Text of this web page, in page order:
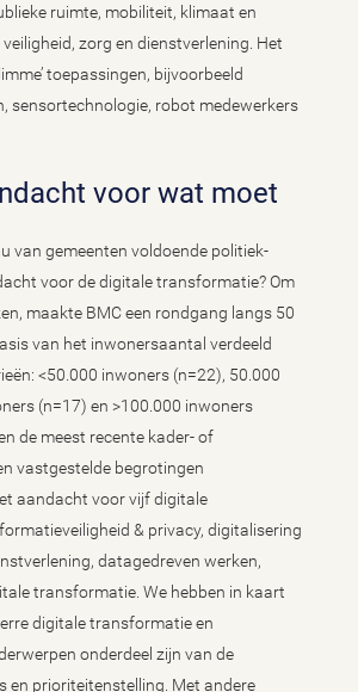
ruimte, mobiliteit, klimaat en
zorg en dienstverlening. Het
toepassingen, bijvoorbeeld
sensortechnologie, robot medewerkers
voor wat moet
van gemeenten voldoende politiek-
voor de digitale transformatie? Om
maakte BMC een rondgang langs 50
van het inwonersaantal verdeeld
<50.000 inwoners (n=22), 50.000
(n=17) en >100.000 inwoners
de meest recente kader- of
vastgestelde begrotingen
aandacht voor vijf digitale
& privacy, digitalisering
datagedreven werken,
transformatie. We hebben in kaart
digitale transformatie en
onderdeel zijn van de
en prioriteitenstelling. Met andere